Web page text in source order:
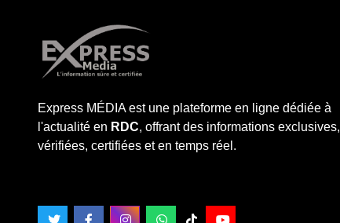
Express MÉDIA est une plateforme en ligne dédiée à
l'actualité en RDC, offrant des informations exclusives,
vérifiées, certifiées et en temps réel.